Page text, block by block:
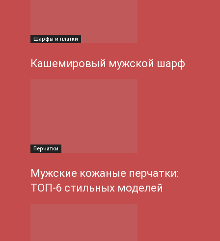
Шарфы и платки
Кашемировый мужской шарф
Перчатки
Мужские кожаные перчатки:
ТОП-6 стильных моделей